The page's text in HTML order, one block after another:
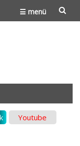
☰ menü
Youtube